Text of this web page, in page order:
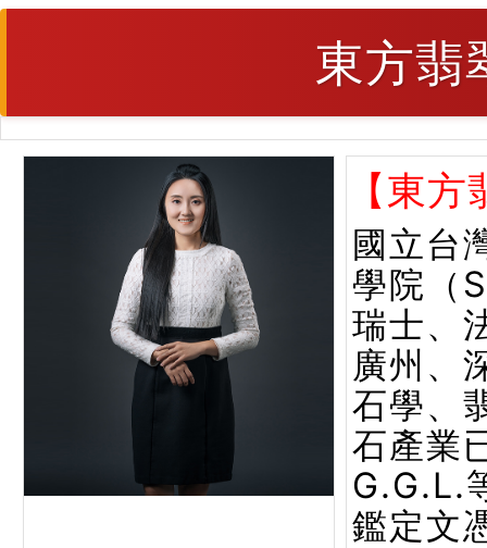
東方翡
【東
國立台
學院（
瑞士、
廣州、
石學、
石產業
G.G.L.
鑑定文